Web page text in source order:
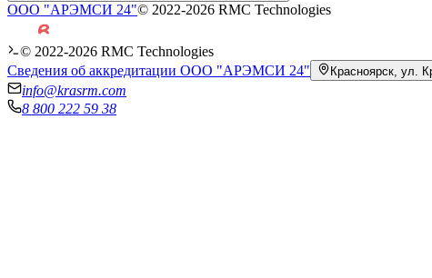
ООО "АРЭМСИ 24"© 2022-2026 RMC Technologies
© 2022-2026 RMC Technologies
Сведения об аккредитации ООО "АРЭМСИ 24"
Красноярск, ул.
info@krasrm.com
8 800 222 59 38